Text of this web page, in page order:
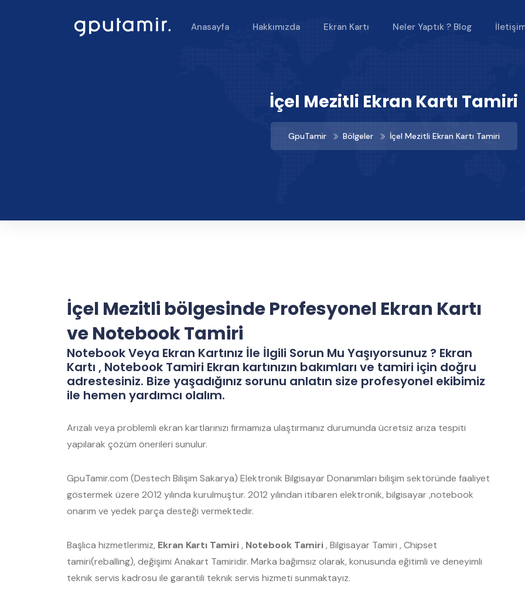
Anasayfa Hakkımızda Ekran Kartı Neler Yaptık ? Blog
İçel Mezitli Ekran Kartı Tamiri
GpuTamir Bölgeler İçel Mezitli Ekran Kartı Tamiri
İçel Mezitli bölgesinde Profesyonel Ekran Kartı
ve Notebook Tamiri
Notebook Veya Ekran Kartınız İle İlgili Sorun Mu Yaşıyorsunuz ? Ekran
Kartı , Notebook Tamiri Ekran kartınızın bakımları ve tamiri için doğru
adrestesiniz. Bize yaşadığınız sorunu anlatın size profesyonel ekibimiz
ile hemen yardımcı olalım.
Arızalı veya problemli ekran kartlarınızı firmamıza ulaştırmanız durumunda ücretsiz arıza tespiti
yapılarak çözüm önerileri sunulur.
GpuTamir.com (Destech Bilişim Sakarya) Elektronik Bilgisayar Donanımları bilişim sektöründe faaliyet
göstermek üzere 2012 yılında kurulmuştur. 2012 yılından itibaren elektronik, bilgisayar ,notebook
onarım ve yedek parça desteği vermektedir.
Başlıca hizmetlerimiz, Ekran Kartı Tamiri, Notebook Tamiri, Bilgisayar Tamiri , Chipset
tamiri(reballing), değişimi Anakart Tamiridir. Marka bağımsız olarak, konusunda eğitimli ve deneyimli
teknik servis kadrosu ile garantili teknik servis hizmeti sunmaktayız.